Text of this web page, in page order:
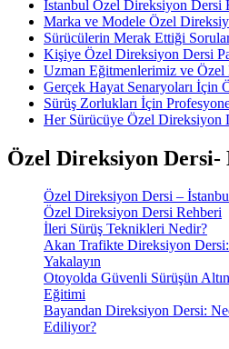
İstanbul Özel Direksiyon Dersi
Marka ve Modele Özel
Sürücülerin Merak Ettiği
Kişiye Özel Direksiyon Dersi
Uzman Eğitmenlerimiz ve Özel
Gerçek Hayat Senaryoları İçin
Sürüş Zorlukları İçin
Her Sürücüye Özel Direksiyon
Özel Direksiyon Dersi-
Özel Direksiyon Dersi –
Özel Direksiyon Dersi Rehberi
İleri Sürüş Teknikleri Nedir?
Akan Trafikte Direksiyon
Yakalayın
Otoyolda Güvenli Sürüşün
Eğitimi
Bayandan Direksiyon Dersi:
Ediliyor?